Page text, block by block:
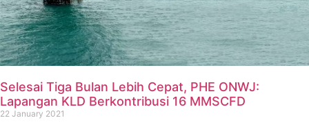
Selesai Tiga Bulan Lebih Cepat, PHE ONWJ:
Lapangan KLD Berkontribusi 16 MMSCFD
22 January 2021